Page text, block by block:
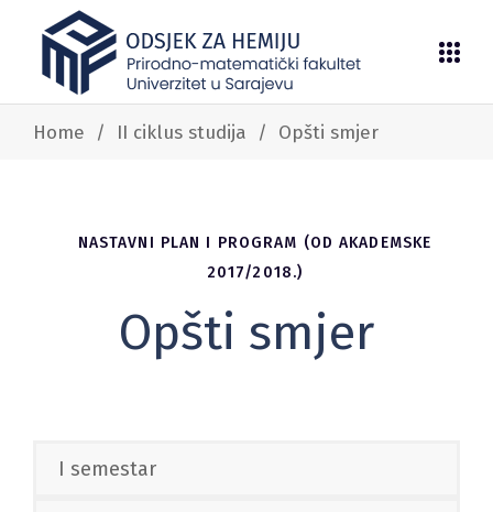
Home / II ciklus studija / Opšti smjer
NASTAVNI PLAN I PROGRAM (OD AKADEMSKE
2017/2018.)
Opšti smjer
I semestar